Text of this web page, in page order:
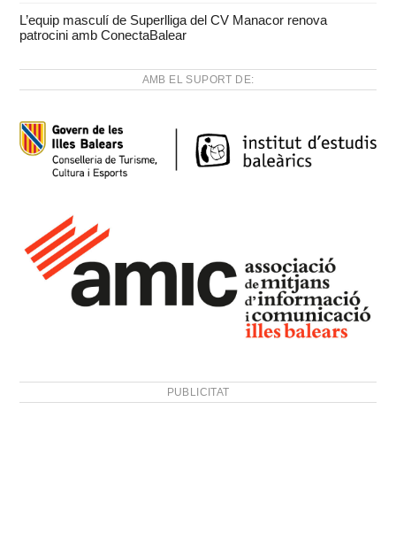
L’equip masculí de Superlliga del CV Manacor renova
patrocini amb ConectaBalear
AMB EL SUPORT DE:
PUBLICITAT